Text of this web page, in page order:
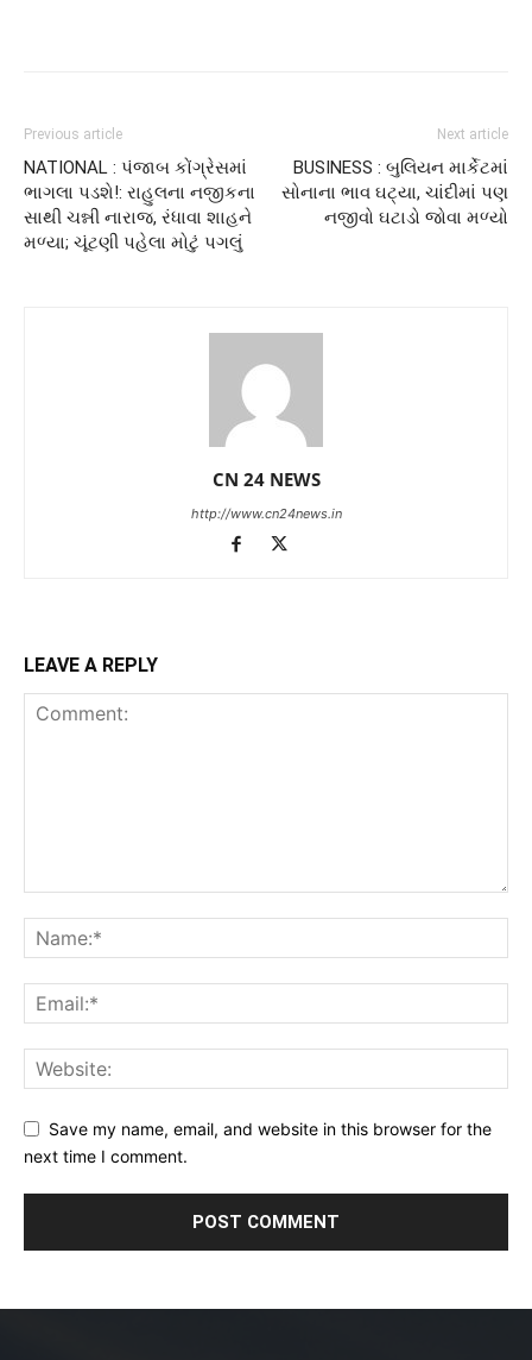
Previous article
NATIONAL : પંજાબ કોંગ્રેસમાં
ભાગલા પડશે!: રાહુલના નજીકના
સાથી ચન્ની નારાજ, રંધાવા શાહને
મળ્યા; ચૂંટણી પહેલા મોટું પગલું
Next article
BUSINESS : બુલિયન માર્કેટમાં
સોનાના ભાવ ઘટ્યા, ચાંદીમાં પણ
નજીવો ઘટાડો જોવા મળ્યો
CN 24 NEWS
http://www.cn24news.in
LEAVE A REPLY
Save my name, email, and website in this browser for the
next time I comment.